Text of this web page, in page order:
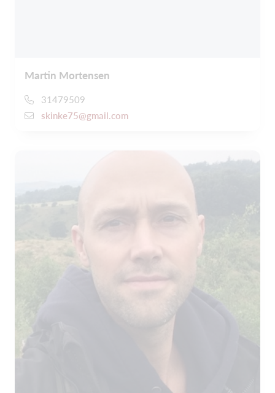
Martin Mortensen
31479509
skinke75@gmail.com